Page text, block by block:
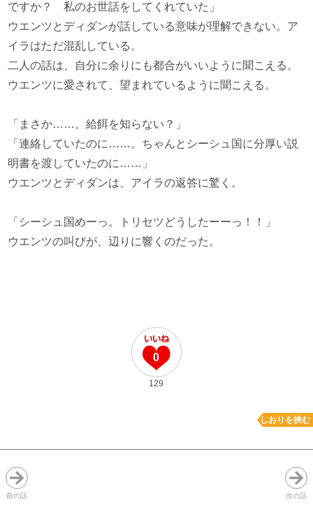
ですか？ 私のお世話をしてくれていた」
ウエンツとディダンが話している意味が理解できない。ア
イラはただ混乱している。
二人の話は、自分に余りにも都合がいいように聞こえる。
ウエンツに愛されて、望まれているように聞こえる。
「まさか……。給餌を知らない？」
「連絡していたのに……。ちゃんとシーシュ国に分厚い説
明書を渡していたのに……」
ウエンツとディダンは、アイラの返答に驚く。
「シーシュ国めーっ。トリセツどうしたーーっ！！」
ウエンツの叫びが、辺りに響くのだった。
0
129
しおりを挟む
前の話 次の話